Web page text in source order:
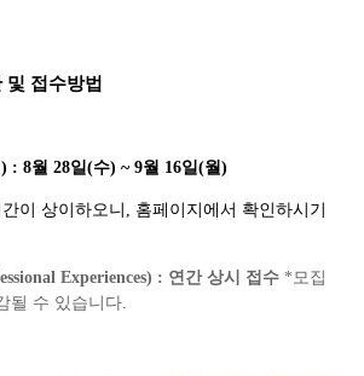
및 접수방법
) : 8월28일(수) ~ 9월 16일(월)
이 상이하오니 , 홈페이지에서 확인하시기
Experiences) : 연간 상시 접수 *모집
될 수 있습니다.